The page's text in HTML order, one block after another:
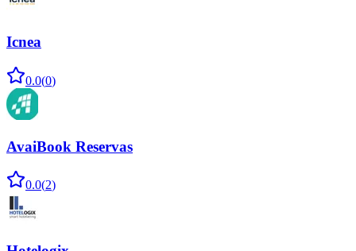
Icnea
0.0(0)
AvaiBook Reservas
0.0(2)